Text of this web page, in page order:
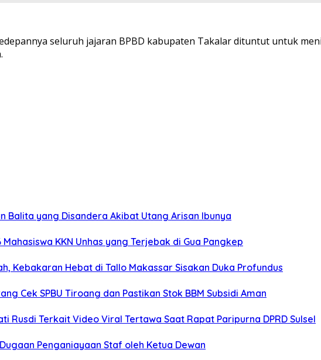
seluruh jajaran BPBD kabupaten Takalar dituntut untuk
Balita yang Disandera Akibat Utang Arisan Ibunya
Mahasiswa KKN Unhas yang Terjebak di Gua Pangkep
Kebakaran Hebat di Tallo Makassar Sisakan Duka Profundus
Cek SPBU Tiroang dan Pastikan Stok BBM Subsidi Aman
Rusdi Terkait Video Viral Tertawa Saat Rapat Paripurna DPRD Sulsel
Penganiayaan Staf oleh Ketua Dewan